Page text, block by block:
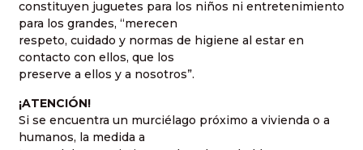
constituyen juguetes para los niños ni entretenimiento
para los grandes, “merecen
respeto, cuidado y normas de higiene al estar en
contacto con ellos, que los
preserve a ellos y a nosotros”.
¡ATENCIÓN!
Si se encuentra un murciélago próximo a vivienda o a
humanos, la medida a